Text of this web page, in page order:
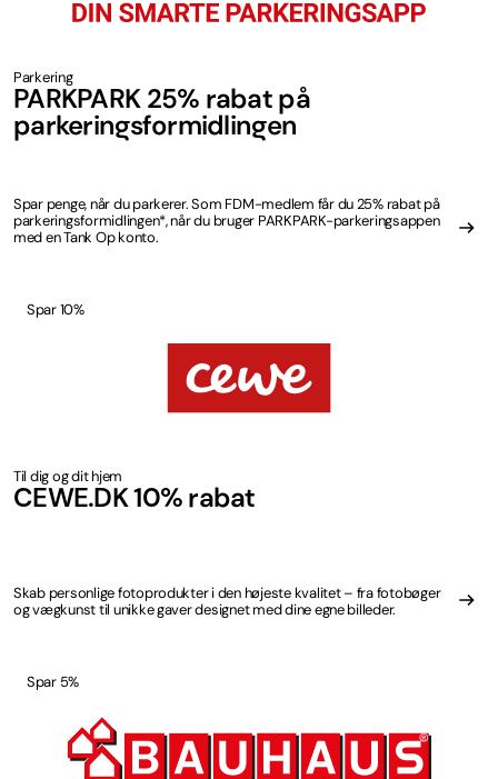
PARKPARK 25% rabat på
parkeringsformidlingen
Parkering
Spar penge, når du parkerer. Som FDM-medlem får du 25% rabat på
parkeringsformidlingen*, når du bruger PARKPARK-parkeringsappen
med en Tank Op konto.
CEWE.DK 10% rabat
Til dig og dit hjem
Skab personlige fotoprodukter i den højeste kvalitet – fra fotobøger
og vægkunst til unikke gaver designet med dine egne billeder.
Spar 10%
Spar 5%